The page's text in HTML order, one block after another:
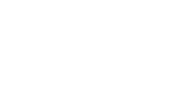
a dvoupodlažní vily (pro 7 osob), všechny s
a kuchyňského náčiní a rychlovarné
vlasů. Každý z pokojů se může